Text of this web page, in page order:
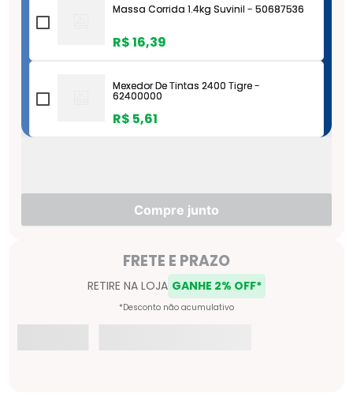
Massa Corrida 1.4kg Suvinil - 50687536
R$16,39
Mexedor De Tintas 2400 Tigre -
62400000
R$ 5,61
R$22,14
R$ 3,55
Compre junto